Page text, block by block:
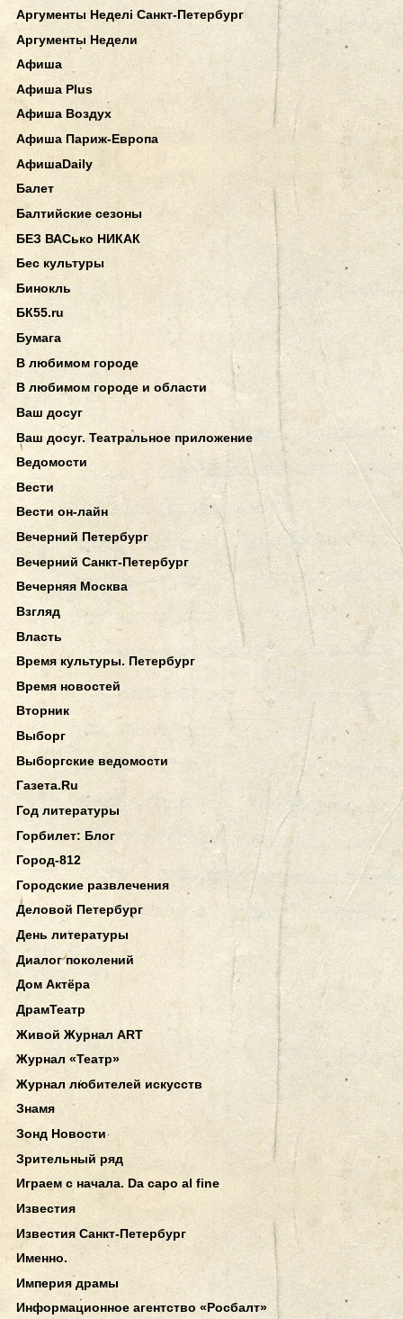
Аргументы Неделi Санкт-Петербург
Аргументы Недели
Афиша
Афиша Plus
Афиша Воздух
Афиша Париж-Европа
АфишаDaily
Балет
Балтийские сезоны
БЕЗ ВАСько НИКАК
Бес культуры
Бинокль
БК55.ru
Бумага
В любимом городе
В любимом городе и области
Ваш досуг
Ваш досуг. Театральное приложение
Ведомости
Вести
Вести он-лайн
Вечерний Петербург
Вечерний Санкт-Петербург
Вечерняя Москва
Взгляд
Власть
Время культуры. Петербург
Время новостей
Вторник
Выборг
Выборгские ведомости
Газета.Ru
Год литературы
Горбилет: Блог
Город-812
Городские развлечения
Деловой Петербург
День литературы
Диалог поколений
Дом Актёра
ДрамТеатр
Живой Журнал ART
Журнал «Театр»
Журнал любителей искусств
Знамя
Зонд Новости
Зрительный ряд
Играем с начала. Da capo al fine
Известия
Известия Санкт-Петербург
Именно.
Империя драмы
Информационное агентство «Росбалт»